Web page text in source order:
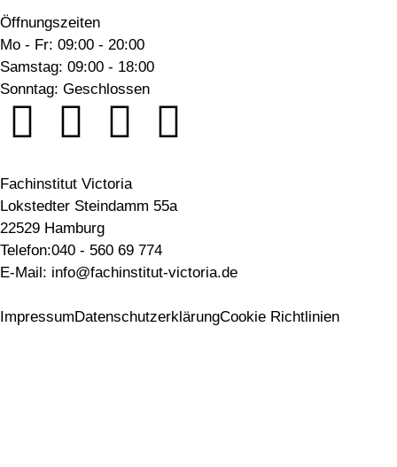
Öffnungszeiten
Mo - Fr: 09:00 - 20:00
Samstag: 09:00 - 18:00
Sonntag: Geschlossen
Fachinstitut Victoria
Lokstedter Steindamm 55a
22529 Hamburg
Telefon:040 - 560 69 774
E-Mail: info@fachinstitut-victoria.de
ImpressumDatenschutzerklärungCookie Richtlinien